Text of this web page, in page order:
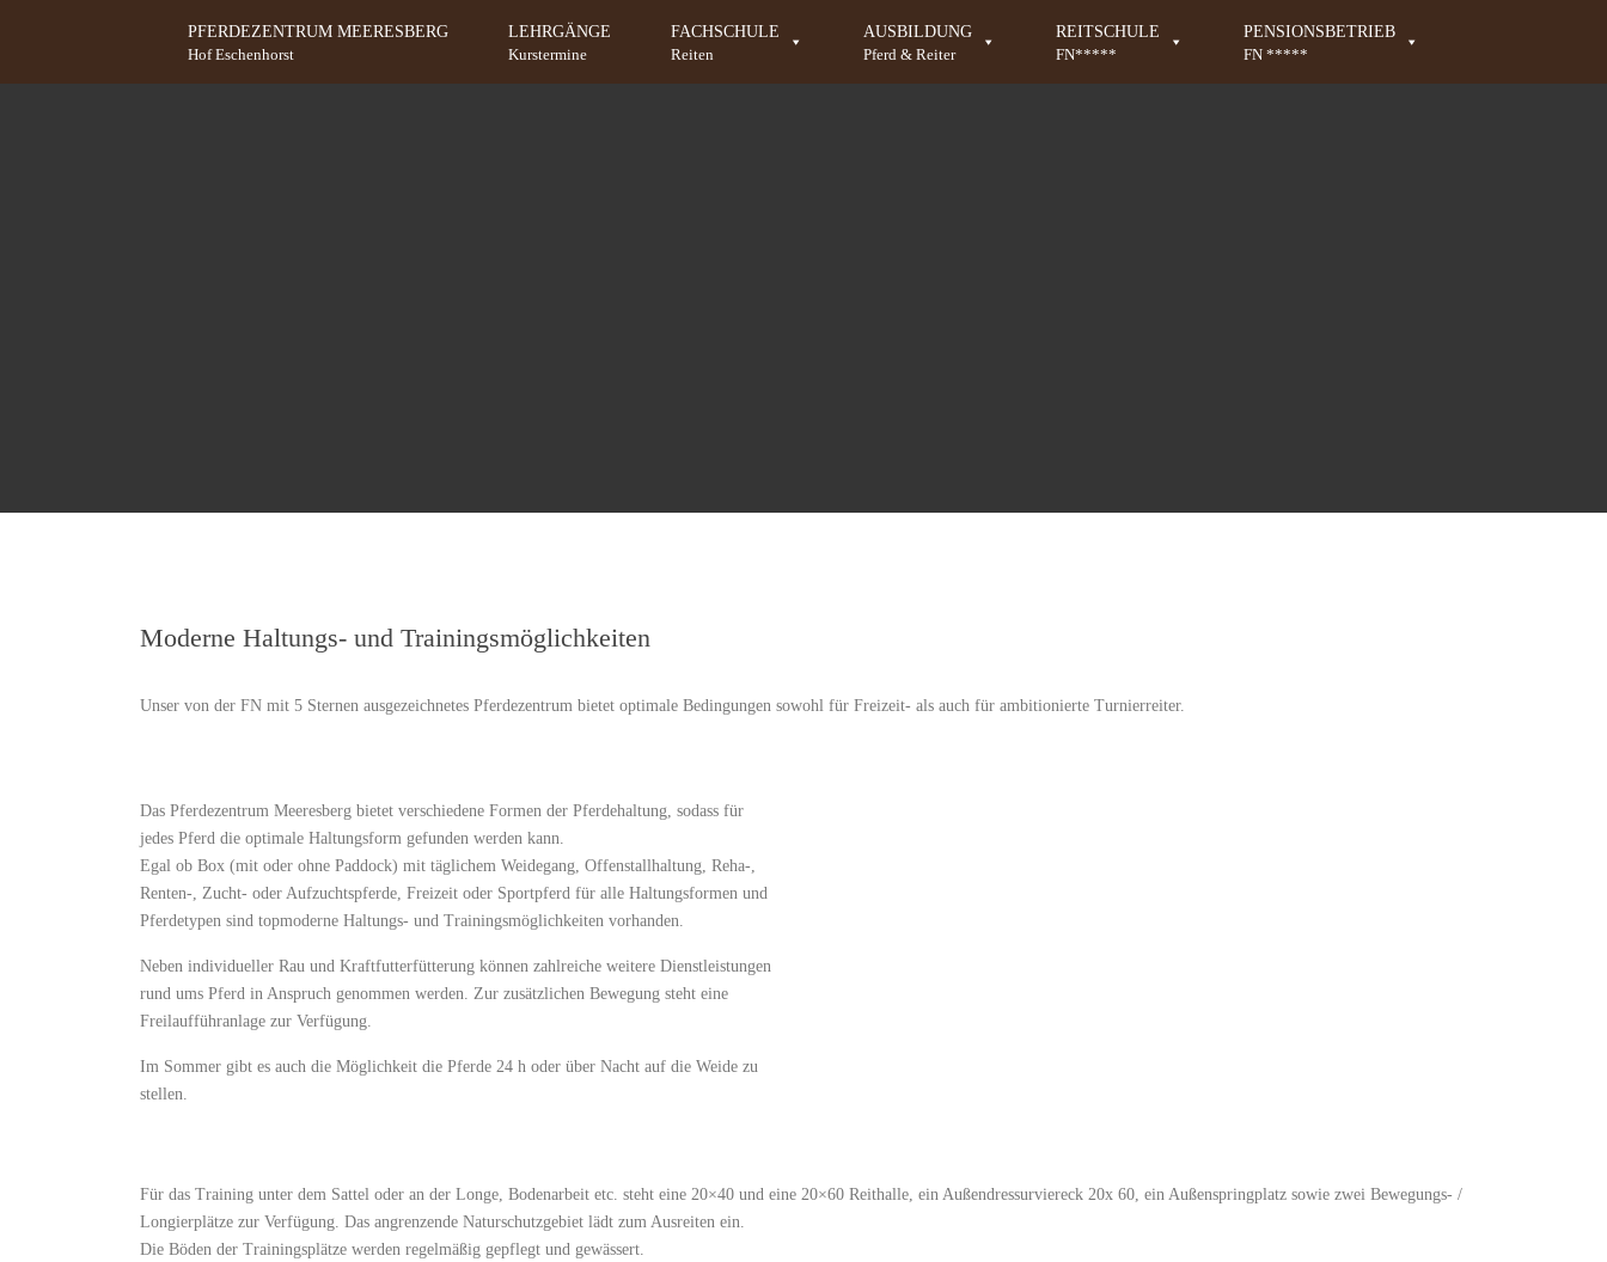
PFERDEZENTRUM MEERESBERG
Hof Eschenhorst
LEHRGÄNGE
Kurstermine
FACHSCHULE
Reiten
AUSBILDUNG
Pferd & Reiter
REITSCHULE
FN*****
PENSIONSBETRIEB
FN *****
Moderne Haltungs- und Trainingsmöglichkeiten
Unser von der FN mit 5 Sternen ausgezeichnetes Pferdezentrum bietet optimale Bedingungen sowohl für Freizeit- als auch für ambitionierte Turnierreiter.
Das Pferdezentrum Meeresberg bietet verschiedene Formen der Pferdehaltung, sodass für
jedes Pferd die optimale Haltungsform gefunden werden kann.
Egal ob Box (mit oder ohne Paddock) mit täglichem Weidegang, Offenstallhaltung, Reha-,
Renten-, Zucht- oder Aufzuchtspferde, Freizeit oder Sportpferd für alle Haltungsformen und
Pferdetypen sind topmoderne Haltungs- und Trainingsmöglichkeiten vorhanden.
Neben individueller Rau und Kraftfutterfütterung können zahlreiche weitere Dienstleistungen
rund ums Pferd in Anspruch genommen werden. Zur zusätzlichen Bewegung steht eine
Freilaufführanlage zur Verfügung.
Im Sommer gibt es auch die Möglichkeit die Pferde 24 h oder über Nacht auf die Weide zu
stellen.
Für das Training unter dem Sattel oder an der Longe, Bodenarbeit etc. steht eine 20×40 und eine 20×60 Reithalle, ein Außendressurviereck 20x 60, ein Außenspringplatz sowie zwei Bewegungs- /
Longierplätze zur Verfügung. Das angrenzende Naturschutzgebiet lädt zum Ausreiten ein.
Die Böden der Trainingsplätze werden regelmäßig gepflegt und gewässert.